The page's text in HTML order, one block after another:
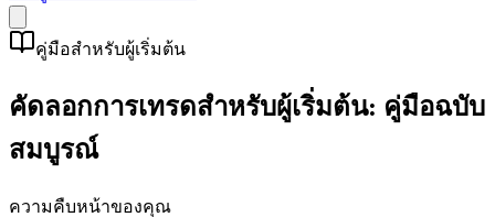
คู่มือสำหรับผู้เริ่มต้น
คัดลอกการเทรดสำหรับผู้เริ่มต้น: คู่มือฉบับ
สมบูรณ์
ความคืบหน้าของคุณ